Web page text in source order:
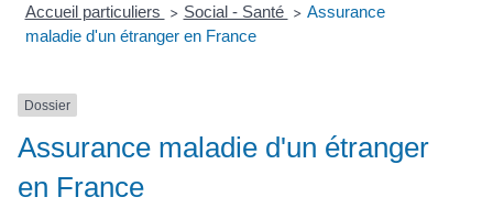
Accueil particuliers > Social - Santé > Assurance
maladie d'un étranger en France
Dossier
Assurance maladie d'un étranger
en France